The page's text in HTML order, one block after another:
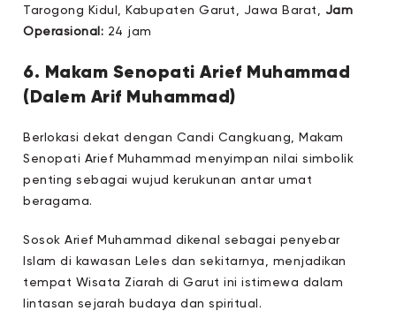
Tarogong Kidul, Kabupaten Garut, Jawa Barat, Jam
Operasional: 24 jam
6. Makam Senopati Arief Muhammad
(Dalem Arif Muhammad)
Berlokasi dekat dengan Candi Cangkuang, Makam
Senopati Arief Muhammad menyimpan nilai simbolik
penting sebagai wujud kerukunan antar umat
beragama.
Sosok Arief Muhammad dikenal sebagai penyebar
Islam di kawasan Leles dan sekitarnya, menjadikan
tempat Wisata Ziarah di Garut ini istimewa dalam
lintasan sejarah budaya dan spiritual.